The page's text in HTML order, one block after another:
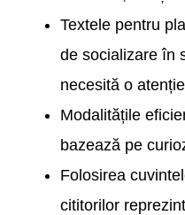
Textele pentru
de socializare în
necesită o
Modalitățile
bazează pe
Folosirea
cititorilor